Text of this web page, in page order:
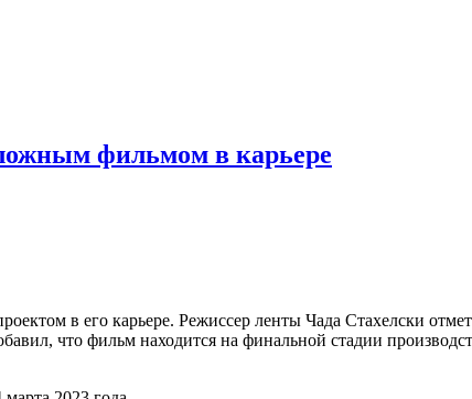
фильмом в карьере
в его карьере. Режиссер ленты Чада Стахелски
что фильм находится на финальной стадии